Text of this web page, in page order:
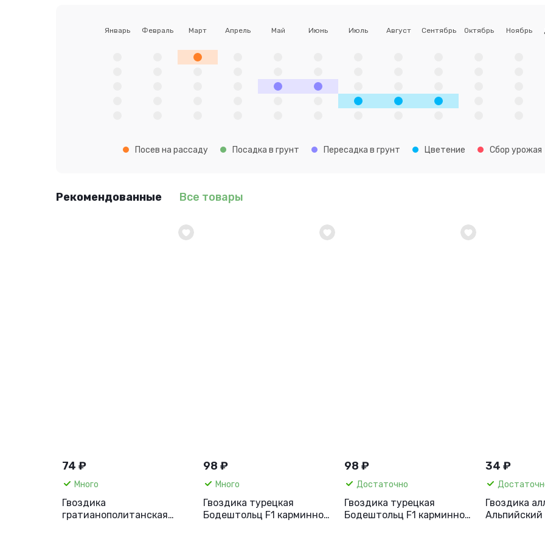
Январь Февраль Март Апрель Май Июнь Июль Август Сентябрь Октябрь Ноябрь
Посев на рассаду Посадка в грунт Пересадка в грунт Цветение Сбор урожая
Рекомендованные Все товары
74 ₽
Много
Гвоздика
гратианополитанская
98 ₽
Много
Гвоздика турецкая
Бодештольц F1 карминно-
98 ₽
Достаточно
Гвоздика турецкая
Бодештольц F1 карминно-
34 ₽
Гвоздика
Альпийский